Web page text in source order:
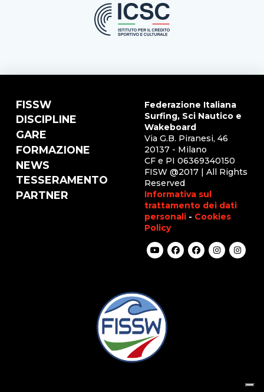
FISSW
DISCIPLINE
GARE
FORMAZIONE
NEWS
TESSERAMENTO
PARTNER
Federazione Italiana
Surfing, Sci Nautico e
Wakeboard
Via G.B. Piranesi, 46
20137 - Milano
CF e PI 06369340150
FISW @2017 | All Rights
Reserved
Informativa sul
trattamento dei dati
personali - Cookies
Policy